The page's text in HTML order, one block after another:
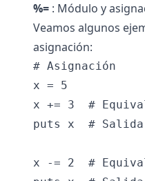
%= : Módulo y
Veamos algunos
asignación:
# Asignación
x = 5
x += 3  #
puts x  #
x -= 2  #